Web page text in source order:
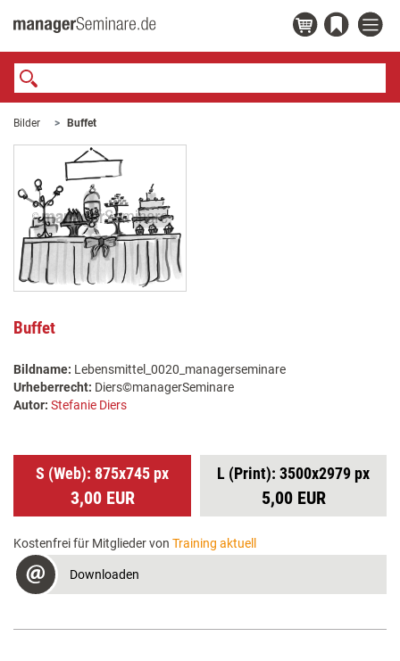
Bilder Buffet
Buffet
Bildname: Lebensmittel_0020_managerseminare
Urheberrecht: Diers©managerSeminare
Autor: Stefanie Diers
S (Web): 875x745 px
3,00 EUR
L (Print): 3500x2979 px
5,00 EUR
Kostenfrei für Mitglieder von Training aktuell
Downloaden